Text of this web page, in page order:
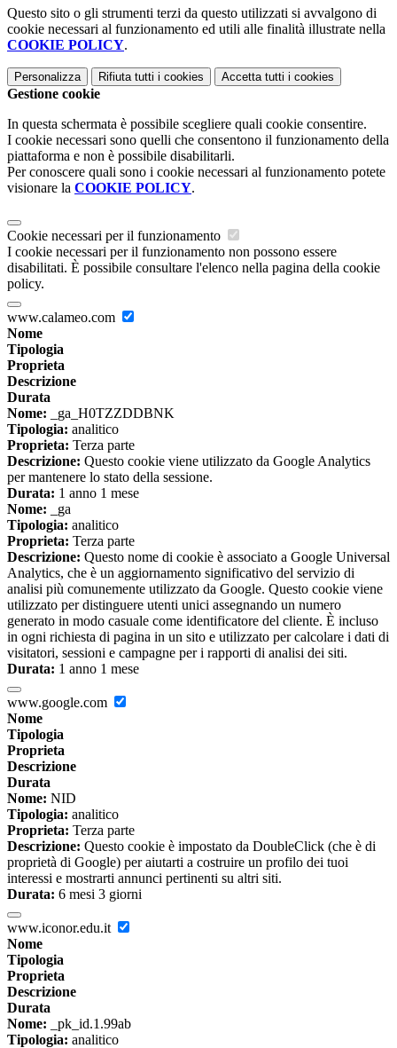
Questo sito o gli strumenti terzi da questo utilizzati si avvalgono di
cookie necessari al funzionamento ed utili alle finalità illustrate nella
COOKIE POLICY.
Personalizza Rifiuta tutti i cookies Accetta tutti i cookies
Gestione cookie
In questa schermata è possibile scegliere quali cookie consentire.
I cookie necessari sono quelli che consentono il funzionamento della
piattaforma e non è possibile disabilitarli.
Per conoscere quali sono i cookie necessari al funzionamento potete
visionare la COOKIE POLICY.
Cookie necessari per il funzionamento
I cookie necessari per il funzionamento non possono essere
disabilitati. È possibile consultare l'elenco nella pagina della cookie
policy.
www.calameo.com
Nome
Tipologia
Proprieta
Descrizione
Durata
Nome: _ga_H0TZZDDBNK
Tipologia: analitico
Proprieta: Terza parte
Descrizione: Questo cookie viene utilizzato da Google Analytics
per mantenere lo stato della sessione.
Durata: 1 anno 1 mese
Nome: _ga
Tipologia: analitico
Proprieta: Terza parte
Descrizione: Questo nome di cookie è associato a Google Universal
Analytics, che è un aggiornamento significativo del servizio di
analisi più comunemente utilizzato da Google. Questo cookie viene
utilizzato per distinguere utenti unici assegnando un numero
generato in modo casuale come identificatore del cliente. È incluso
in ogni richiesta di pagina in un sito e utilizzato per calcolare i dati di
visitatori, sessioni e campagne per i rapporti di analisi dei siti.
Durata: 1 anno 1 mese
www.google.com
Nome
Tipologia
Proprieta
Descrizione
Durata
Nome: NID
Tipologia: analitico
Proprieta: Terza parte
Descrizione: Questo cookie è impostato da DoubleClick (che è di
proprietà di Google) per aiutarti a costruire un profilo dei tuoi
interessi e mostrarti annunci pertinenti su altri siti.
Durata: 6 mesi 3 giorni
www.iconor.edu.it
Nome
Tipologia
Proprieta
Descrizione
Durata
Nome: _pk_id.1.99ab
Tipologia: analitico